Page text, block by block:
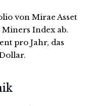
von Mirae Asset
Index ab.
pro Jahr, das